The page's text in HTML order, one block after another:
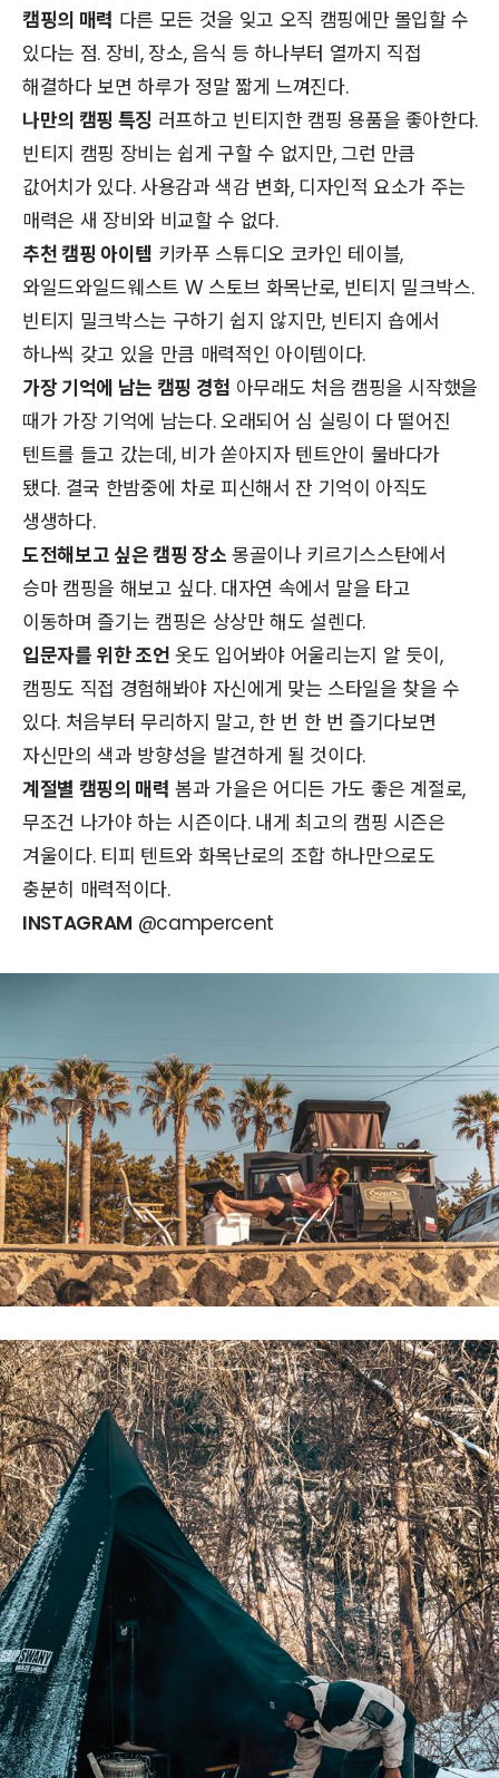
캠핑의 매력 다른 모든 것을 잊고 오직 캠핑에만 몰입할 수
있다는 점. 장비, 장소, 음식 등 하나부터 열까지 직접
해결하다 보면 하루가 정말 짧게 느껴진다.
나만의 캠핑 특징 러프하고 빈티지한 캠핑 용품을 좋아한다.
빈티지 캠핑 장비는 쉽게 구할 수 없지만, 그런 만큼
값어치가 있다. 사용감과 색감 변화, 디자인적 요소가 주는
매력은 새 장비와 비교할 수 없다.
추천 캠핑 아이템 키카푸 스튜디오 코카인 테이블,
와일드와일드웨스트 W 스토브 화목난로, 빈티지 밀크박스.
빈티지 밀크박스는 구하기 쉽지 않지만, 빈티지 숍에서
하나씩 갖고 있을 만큼 매력적인 아이템이다.
가장 기억에 남는 캠핑 경험 아무래도 처음 캠핑을 시작했을
때가 가장 기억에 남는다. 오래되어 심 실링이 다 떨어진
텐트를 들고 갔는데, 비가 쏟아지자 텐트안이 물바다가
됐다. 결국 한밤중에 차로 피신해서 잔 기억이 아직도
생생하다.
도전해보고 싶은 캠핑 장소 몽골이나 키르기스스탄에서
승마 캠핑을 해보고 싶다. 대자연 속에서 말을 타고
이동하며 즐기는 캠핑은 상상만 해도 설렌다.
입문자를 위한 조언 옷도 입어봐야 어울리는지 알 듯이,
캠핑도 직접 경험해봐야 자신에게 맞는 스타일을 찾을 수
있다. 처음부터 무리하지 말고, 한 번 한 번 즐기다보면
자신만의 색과 방향성을 발견하게 될 것이다.
계절별 캠핑의 매력 봄과 가을은 어디든 가도 좋은 계절로,
무조건 나가야 하는 시즌이다. 내게 최고의 캠핑 시즌은
겨울이다. 티피 텐트와 화목난로의 조합 하나만으로도
충분히 매력적이다.
INSTAGRAM @campercent